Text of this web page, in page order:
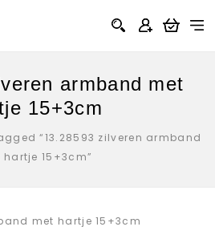
armband met
15+3cm
“13.28593 zilveren armband
hartje 15+3cm”
met hartje 15+3cm